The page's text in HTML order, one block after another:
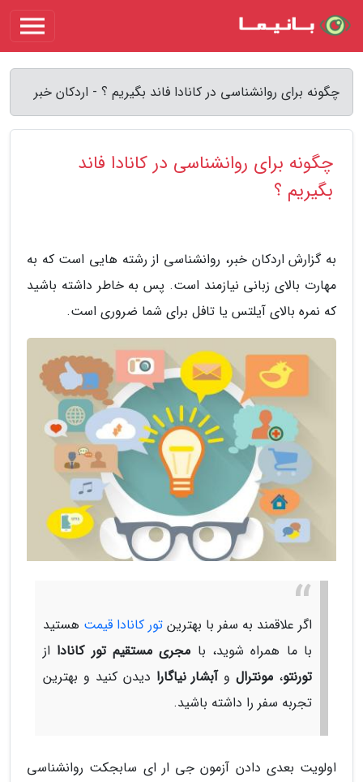
چگونه برای روانشناسی در کانادا فاند بگیریم ؟ - اردکان خبر
چگونه برای روانشناسی در کانادا فاند
بگیریم ؟
به گزارش اردکان خبر، روانشناسى از رشته هایى است که به
مهارت بالاى زبانى نیازمند است. پس به خاطر داشته باشید
که نمره بالاى آیلتس یا تافل براى شما ضرورى است.
اگر علاقمند به سفر با بهترین تور کانادا قیمت هستید
با ما همراه شوید، با مجری مستقیم تور کانادا از
تورنتو، مونترالوآبشار نیاگارا دیدن کنید و بهترین
تجربه سفر را داشته باشید.
اولویت بعدى دادن آزمون جى ار اى سابجکت روانشناسى